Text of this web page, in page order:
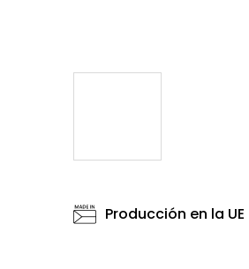
Producción en la UE